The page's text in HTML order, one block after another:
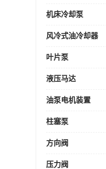
机床冷却泵
风冷式油冷却器
叶片泵
液压马达
油泵电机装置
柱塞泵
方向阀
压力阀